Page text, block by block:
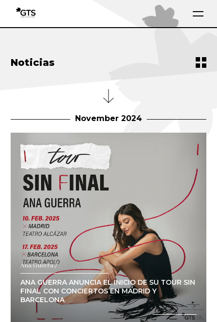
Noticias
November 2024
Ana Guerra /
ANA GUERRA ANUNCIA EL INICIO DE SU TOUR SIN
FINAL CON CONCIERTOS EN MADRID Y
BARCELONA